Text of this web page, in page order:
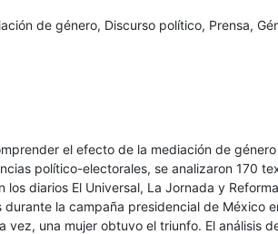
de género, Discurso político, Prensa,
el efecto de la mediación de
político-electorales, se analizaron 170
los diarios El Universal, La Jornada y
la campaña presidencial de México
vez, una mujer obtuvo el triunfo. El análisis